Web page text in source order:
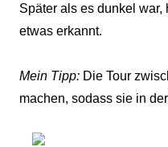
Später als es dunkel war,
etwas erkannt.
Mein Tipp: Die Tour
machen, sodass sie in